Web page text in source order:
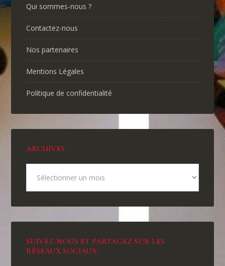
Qui sommes-nous ?
Contactez-nous
Nos partenaires
Mentions Légales
Politique de confidentialité
ARCHIVES
SUIVEZ-NOUS ET PARTAGEZ SUR LES
RÉSEAUX SOCIAUX